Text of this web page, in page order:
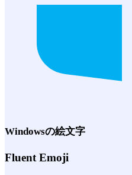
Windowsの絵文字
Fluent Emoji